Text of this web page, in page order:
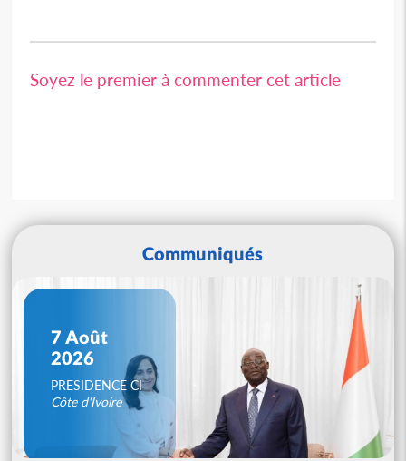
Soyez le premier à commenter cet article
Communiqués
7 Août
2026
PRESIDENCE CI
Côte d'Ivoire